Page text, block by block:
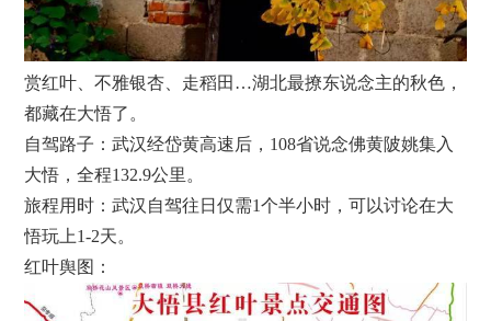
赏红叶、不雅银杏、走稻田…湖北最撩东说念主的秋色，
都藏在大悟了。
自驾路子：武汉经岱黄高速后，108省说念佛黄陂姚集入
大悟，全程132.9公里。
旅程用时：武汉自驾往日仅需1个半小时，可以讨论在大
悟玩上1-2天。
红叶舆图：